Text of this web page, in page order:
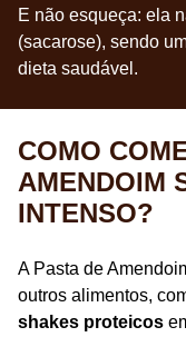
E não esqueça: ela
(sacarose), sendo
dieta saudável.
A Pasta de
outros alimentos,
shakes proteicos
COMO
AMENDOIM
INTENSO?